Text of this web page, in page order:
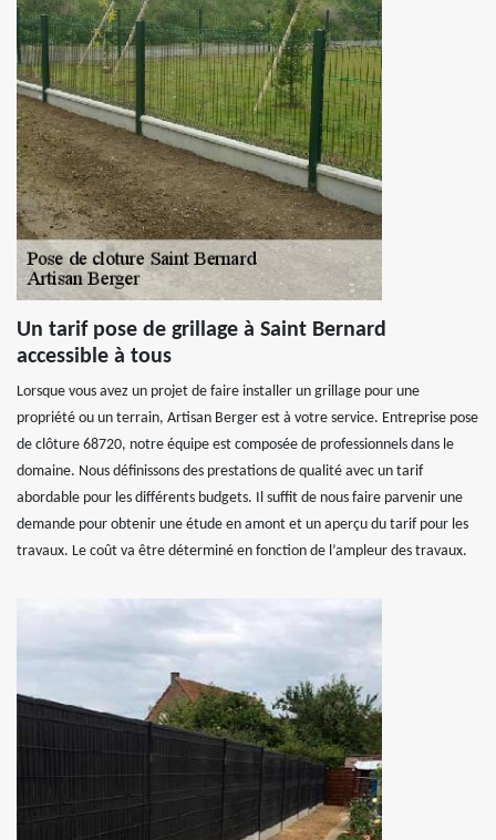
Un tarif pose de grillage à Saint Bernard
accessible à tous
Lorsque vous avez un projet de faire installer un grillage pour une
propriété ou un terrain, Artisan Berger est à votre service. Entreprise pose
de clôture 68720, notre équipe est composée de professionnels dans le
domaine. Nous définissons des prestations de qualité avec un tarif
abordable pour les différents budgets. Il suffit de nous faire parvenir une
demande pour obtenir une étude en amont et un aperçu du tarif pour les
travaux. Le coût va être déterminé en fonction de l’ampleur des travaux.